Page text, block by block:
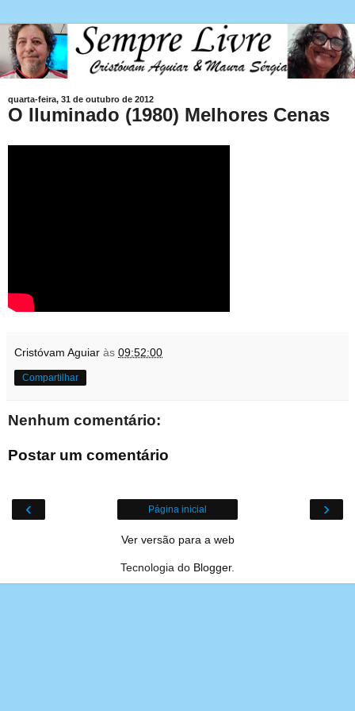
quarta-feira, 31 de outubro de 2012
O Iluminado (1980) Melhores Cenas
Cristóvam Aguiar às 09:52:00
Compartilhar
Nenhum comentário:
Postar um comentário
‹ ›
Página inicial
Ver versão para a web
Tecnologia do Blogger.